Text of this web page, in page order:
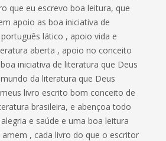
que eu escrevo boa leitura, que
apoio as boa iniciativa de
lático , apoio vida e
aberta , apoio no conceito
iniciativa de literatura que Deus
da literatura que Deus
livro escrito bom conceito de
brasileira, e abençoa todo
e saúde e uma boa leitura
amem , cada livro do que o escritor